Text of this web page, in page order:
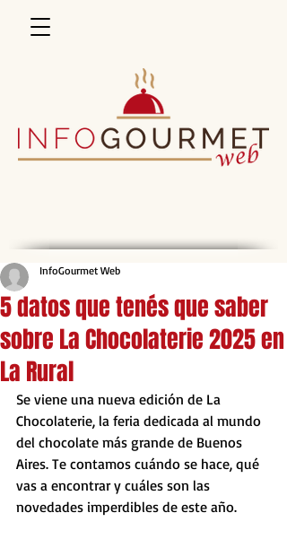
5 datos que tenés que saber
sobre La Chocolaterie 2025 en
La Rural
InfoGourmet Web
Se viene una nueva edición de La
Chocolaterie, la feria dedicada al mundo
del chocolate más grande de Buenos
Aires. Te contamos cuándo se hace, qué
vas a encontrar y cuáles son las
novedades imperdibles de este año.